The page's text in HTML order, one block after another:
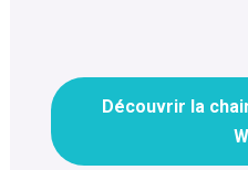
Découvrir la